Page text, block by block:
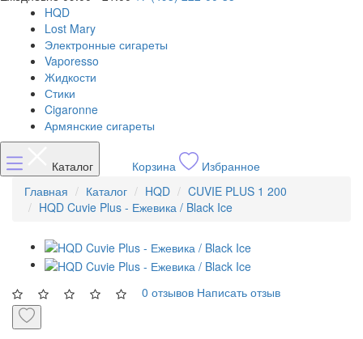
HQD
Lost Mary
Электронные сигареты
Vaporesso
Жидкости
Стики
Cigaronne
Армянские сигареты
Каталог Корзина
Избранное
Главная
Каталог HQD
CUVIE PLUS 1 200
HQD Cuvie Plus - Ежевика / Black Ice
0 отзывов Написать отзыв